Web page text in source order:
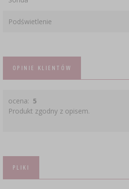
Podświetlenie
OPINIE KLIENTÓW
ocena: 5
Produkt zgodny z opisem.
PLIKI